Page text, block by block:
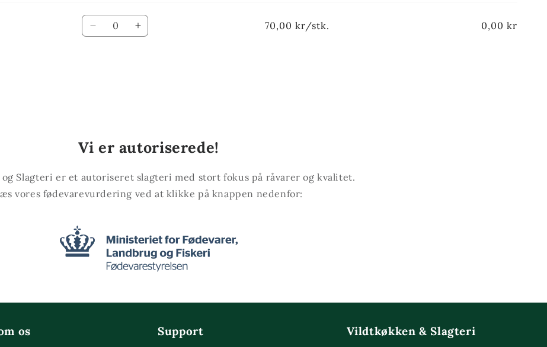
Antal
Reducer
Øg
70,00 kr/stk.
0,00 kr
Vi er autoriserede!
Slagteri er et autoriseret slagteri med stort fokus på råvarer og kvalitet.
vores fødevarevurdering ved at klikke på knappen nedenfor:
os Support Vildtkøkken & Slagteri